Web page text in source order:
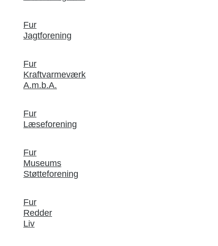
Fur
Jagtforening
Fur
Kraftvarmeværk
A.m.b.A.
Fur
Læseforening
Fur
Museums
Støtteforening
Fur
Redder
Liv